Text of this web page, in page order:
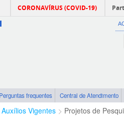
CORONAVÍRUS (COVID-19)
Perguntas frequentes Central de Atendimento
Vigentes Projetos de